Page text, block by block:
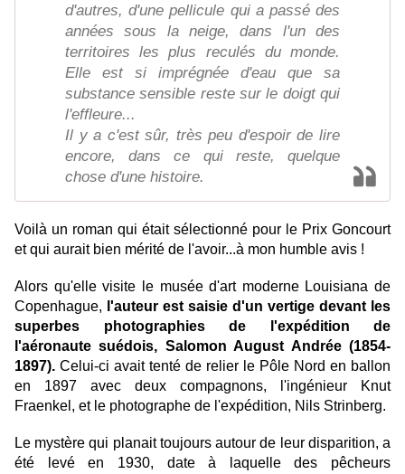
d'autres, d'une pellicule qui a passé des
années sous la neige, dans l'un des
territoires les plus reculés du monde.
Elle est si imprégnée d'eau que sa
substance sensible reste sur le doigt qui
l'effleure...
Il y a c'est sûr, très peu d'espoir de lire
encore, dans ce qui reste, quelque
chose d'une histoire.
Voilà un roman qui était sélectionné pour le Prix Goncourt
et qui aurait bien mérité de l'avoir...à mon humble avis !
Alors qu'elle visite le musée d'art moderne Louisiana de
Copenhague, l'auteur est saisie d'un vertige devant les
superbes photographies de l'expédition de
l'aéronaute suédois, Salomon August Andrée (1854-
1897). Celui-ci avait tenté de relier le Pôle Nord en ballon
en 1897 avec deux compagnons, l'ingénieur Knut
Fraenkel, et le photographe de l'expédition, Nils Strinberg.
Le mystère qui planait toujours autour de leur disparition, a
été levé en 1930, date à laquelle des pêcheurs